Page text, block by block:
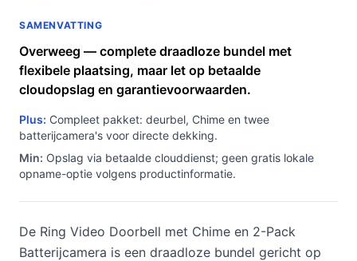
SAMENVATTING
Overweeg — complete draadloze bundel met
flexibele plaatsing, maar let op betaalde
cloudopslag en garantievoorwaarden.
Plus: Compleet pakket: deurbel, Chime en twee
batterijcamera's voor directe dekking.
Min: Opslag via betaalde clouddienst; geen gratis lokale
opname-optie volgens productinformatie.
De Ring Video Doorbell met Chime en 2-Pack
Batterijcamera is een draadloze bundel gericht op